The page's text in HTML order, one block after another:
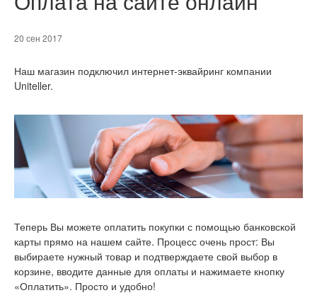
20 сен 2017
Наш магазин подключил интернет-эквайринг компании
Uniteller.
Теперь Вы можете оплатить покупки с помощью банковской
карты прямо на нашем сайте. Процесс очень прост: Вы
выбираете нужный товар и подтверждаете свой выбор в
корзине, вводите данные для оплаты и нажимаете кнопку
«Оплатить». Просто и удобно!